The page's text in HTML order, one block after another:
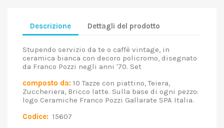
Descrizione Dettagli del prodotto
Stupendo servizio da te o caffè vintage, in
ceramica bianca con decoro policromo, disegnato
da Franco Pozzi negli anni '70. Set
composto da: 10 Tazze con piattino, Teiera,
Zuccheriera, Bricco latte. Sulla base di ogni pezzo:
logo Ceramiche Franco Pozzi Gallarate SPA Italia.
Codice: 15607